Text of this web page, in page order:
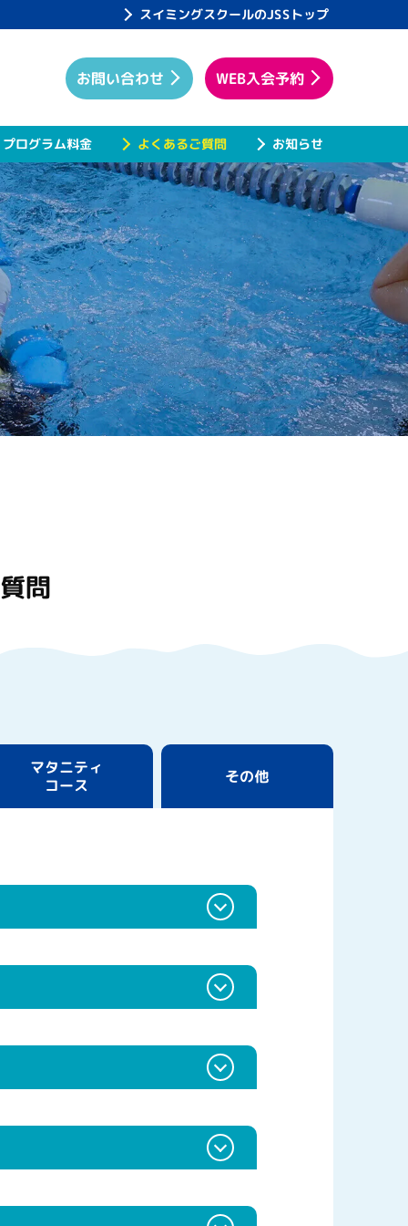
スイミングスクールのJSSトップ
プログラム料金 よくあるご質問 お知らせ
お問い合わせ WEB入会予約
問
マタニティ
コース その他